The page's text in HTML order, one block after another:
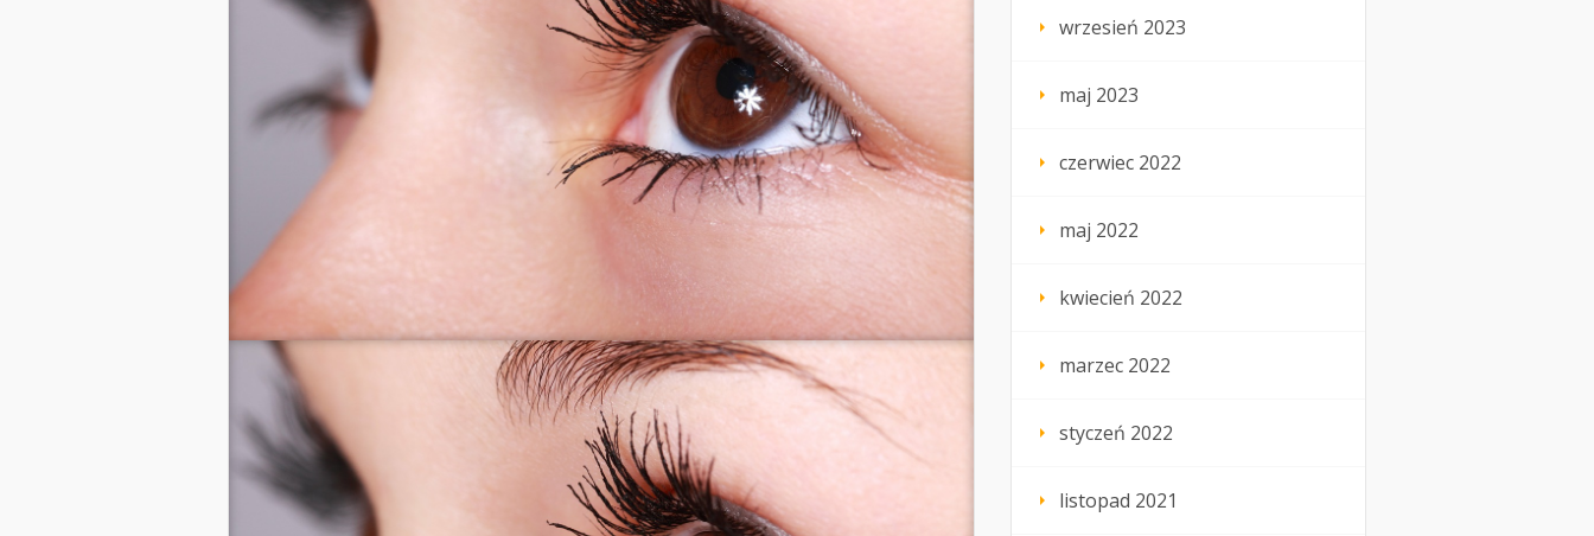
wrzesień 2023
maj 2023
czerwiec 2022
maj 2022
kwiecień 2022
marzec 2022
styczeń 2022
listopad 2021